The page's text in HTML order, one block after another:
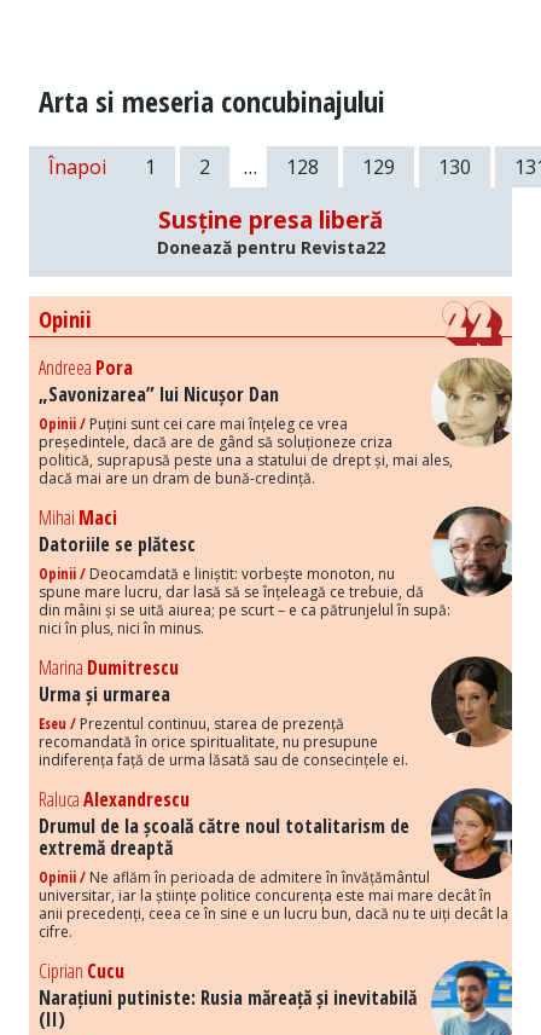
Arta si meseria concubinajului
Înapoi 1 2 … 128 129 130
Susține presa liberă
Donează pentru Revista22
Opinii
Andreea Pora
„Savonizarea” lui Nicușor Dan
Opinii / Puțini sunt cei care mai înțeleg ce vrea
președintele, dacă are de gând să soluționeze criza
politică, suprapusă peste una a statului de drept și, mai ales,
dacă mai are un dram de bună-credință.
Mihai Maci
Datoriile se plătesc
Opinii / Deocamdată e liniștit: vorbește monoton, nu
spune mare lucru, dar lasă să se înțeleagă ce trebuie, dă
din mâini și se uită aiurea; pe scurt – e ca pătrunjelul în supă:
nici în plus, nici în minus.
Marina Dumitrescu
Urma și urmarea
Eseu / Prezentul continuu, starea de prezență
recomandată în orice spiritualitate, nu presupune
indiferența față de urma lăsată sau de consecințele ei.
RalucaAlexandrescu
Drumul de la școală către noul totalitarism de
extremă dreaptă
Opinii / Ne aflăm în perioada de admitere în învățământul
universitar, iar la științe politice concurența este mai mare decât în
anii precedenți, ceea ce în sine e un lucru bun, dacă nu te uiți decât la
cifre.
Ciprian Cucu
Narațiuni putiniste: Rusia măreață și inevitabilă
(II)